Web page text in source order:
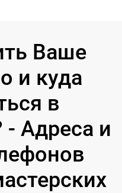
Ваше
и куда
в
- Адреса и